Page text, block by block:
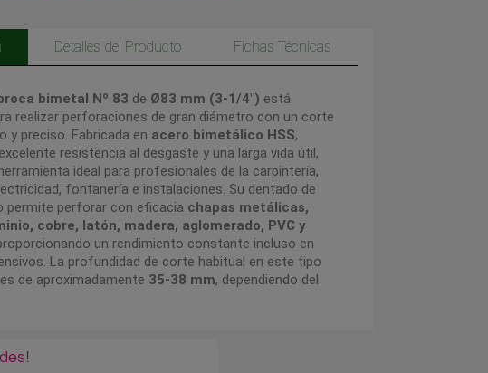
Detalles del Producto Fichas Técnicas
bimetal Nº 83 de Ø83 mm (3-1/4") está
realizar perforaciones de gran diámetro con un corte
y preciso. Fabricada en acero bimetálico HSS,
resistencia al desgaste y una larga vida útil,
ideal para profesionales de la carpintería,
fontanería e instalaciones. Su dentado de
permite perforar con eficacia chapas metálicas,
cobre, latón, madera, aglomerado, PVC y
un rendimiento constante incluso en
La profundidad de corte habitual en este tipo
de aproximadamente 35-38 mm, dependiendo del